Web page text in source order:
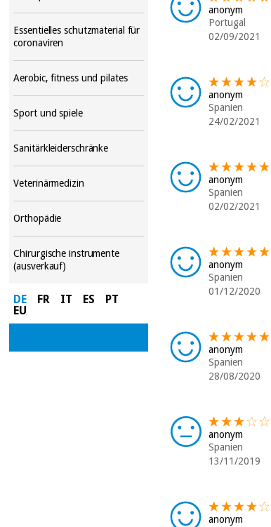
Essentielles schutzmaterial für
coronaviren
Aerobic, fitness und pilates
Sport und spiele
Sanitärkleiderschränke
Veterinärmedizin
Orthopädie
Chirurgische instrumente
(ausverkauf)
DE FR IT ES
PT
EU
anonym
Portugal
02/09/2021
anonym
Spanien
24/02/2021
anonym
Spanien
02/02/2021
anonym
Spanien
01/12/2020
anonym
Spanien
28/08/2020
anonym
Spanien
13/11/2019
anonym